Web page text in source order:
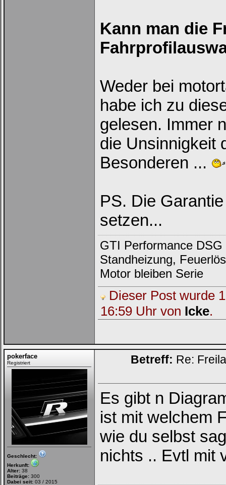
Kann man die
Weder bei
habe ich zu
gelesen. Immer
die Unsinnigkeit
Besonderen ...
PS. Die
setzen...
GTI Performance
Standheizung,
Motor bleiben Serie
Dieser Post wurde
16:59 Uhr von Icke.
pokerface
Registriert
Geschlecht:
Herkunft:
Alter: 38
Beiträge: 300
Dabei seit: 03 / 2015
Betreff: Re:
Es gibt n
ist mit welchem
wie du selbst
nichts .. Evtl mit